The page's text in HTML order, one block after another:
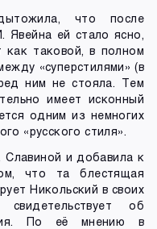
что после
Явейна ей стало ясно,
как таковой, в полном
«суперстилями» (в
ним не стояла. Тем
имеет исконный
одним из немногих
«русского стиля».
Славиной и добавила к
что та блестящая
Никольский в своих
об
По её мнению в